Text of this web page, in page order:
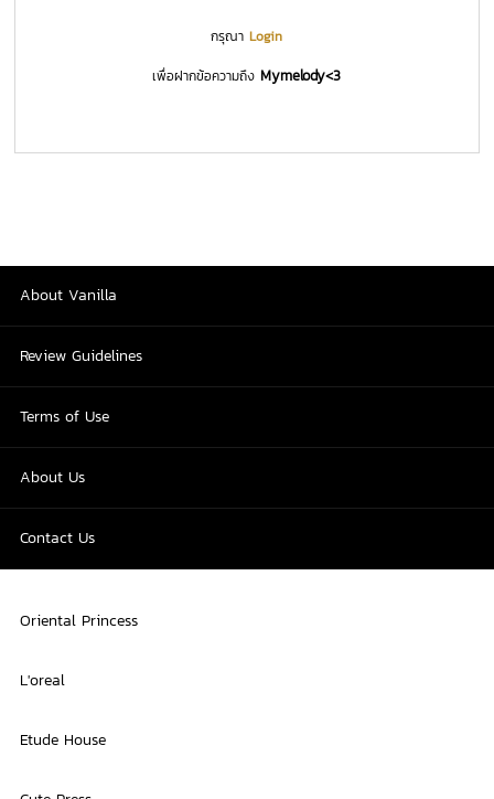
กรุณาLogin
เพื่อฝากข้อความถึงMymelody<3
About Vanilla
Review Guidelines
Terms of Use
About Us
Contact Us
Oriental Princess
L'oreal
Etude House